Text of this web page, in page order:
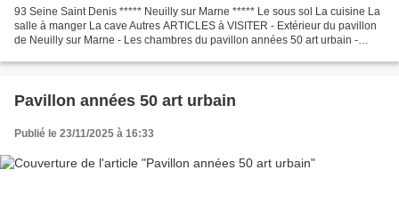
93 Seine Saint Denis ***** Neuilly sur Marne ***** Le sous sol La cuisine La
salle à manger La cave Autres ARTICLES à VISITER - Extérieur du pavillon
de Neuilly sur Marne - Les chambres du pavillon années 50 art urbain -
Pavillon années 50 art urbain
Publié le 23/11/2025 à 16:33